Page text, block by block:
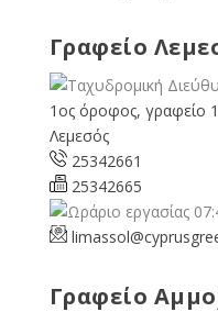
Γραφείο
1ος όροφος, γραφείο
Λεμεσός
25342661
25342665
limassol@
Γραφείο